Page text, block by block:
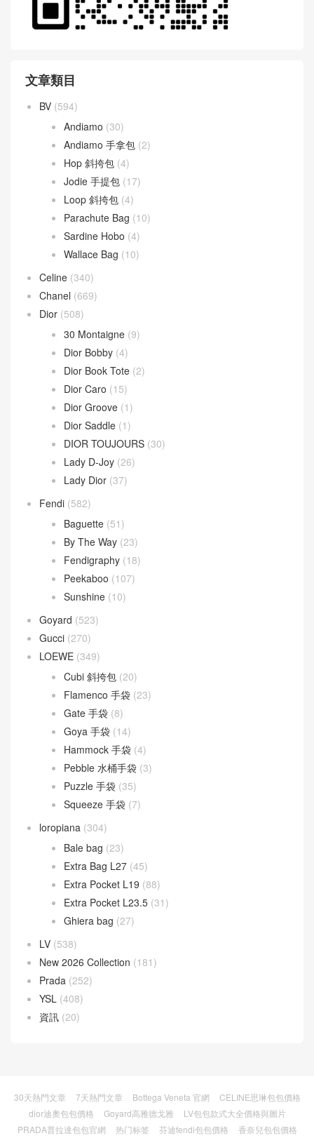
文章類目
BV (594)
Andiamo (30)
Andiamo 手拿包 (2)
Hop 斜挎包 (4)
Jodie 手提包 (17)
Loop 斜挎包 (4)
Parachute Bag (10)
Sardine Hobo (4)
Wallace Bag (10)
Celine (340)
Chanel (669)
Dior (508)
30 Montaigne (9)
Dior Bobby (4)
Dior Book Tote (2)
Dior Caro (15)
Dior Groove (1)
Dior Saddle (1)
DIOR TOUJOURS (30)
Lady D-Joy (26)
Lady Dior (37)
Fendi (582)
Baguette (51)
By The Way (23)
Fendigraphy (18)
Peekaboo (107)
Sunshine (10)
Goyard (523)
Gucci (270)
LOEWE (349)
Cubi 斜挎包 (20)
Flamenco 手袋 (23)
Gate 手袋 (8)
Goya 手袋 (14)
Hammock 手袋 (4)
Pebble 水桶手袋 (3)
Puzzle 手袋 (35)
Squeeze 手袋 (7)
loropiana (304)
Bale bag (23)
Extra Bag L27 (45)
Extra Pocket L19 (88)
Extra Pocket L23.5 (31)
Ghiera bag (27)
LV (538)
New 2026 Collection (181)
Prada (252)
YSL (408)
資訊 (20)
30天熱門文章 7天熱門文章 Bottega Veneta 官網
CELINE思琳包包價格
dior迪奧包包價格
Goyard高雅德戈雅
LV包包款式大全價格與圖片
PRADA普拉達包包官網
热门标签 芬迪fendi包包價格
香奈兒包包價格